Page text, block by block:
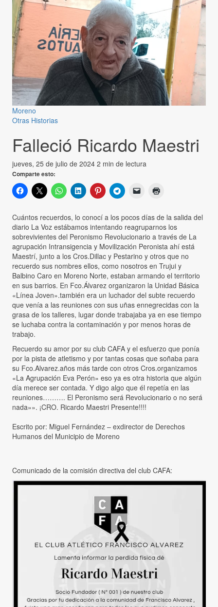
Moreno
Otras Historias
Falleció Ricardo Maestri
jueves, 25 de julio de 2024 2 min de lectura
Comparte esto:
Cuántos recuerdos, lo conocí a los pocos días de la salida del
diario La Voz estábamos intentando reagruparnos los
sobrevivientes del Peronismo Revolucionario a través de La
agrupación Intransigencia y Movilización Peronista ahí está
Maestrí, junto a los Cros.Dillac y Pestarino y otros que no
recuerdo sus nombres ellos, como nosotros en Trujui y
Balbino Caro en Moreno Norte, estaban armando el territorio
en sus barrios. En Fco.Álvarez organizaron la Unidad Básica
«Línea Joven».también era un luchador del subte recuerdo
que venía a las reuniones con sus uñas ennegrecidas con la
grasa de los talleres, lugar donde trabajaba ya en ese tiempo
se luchaba contra la contaminación y por menos horas de
trabajo.
Recuerdo su amor por su club CAFA y el esfuerzo que ponía
por la pista de atletismo y por tantas cosas que soñaba para
su Fco.Alvarez.años más tarde con otros Cros.organizamos
«La Agrupación Eva Perón» eso ya es otra historia que algún
día merece ser contada. Y digo algo que él repetía en las
reuniones………. El Peronismo será Revolucionario o no será
nada»». ¡CRO. Ricardo Maestri Presente!!!!
Escrito por: Miguel Fernández – exdirector de Derechos
Humanos del Municipio de Moreno
Comunicado de la comisión directiva del club CAFA: